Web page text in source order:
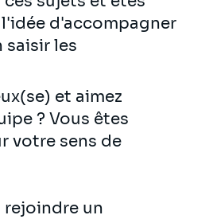
d'accompagner
saisir les
et aimez
? Vous êtes
votre sens de
rejoindre un